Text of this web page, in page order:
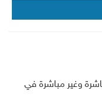
مباشرة وغير مباشرة في